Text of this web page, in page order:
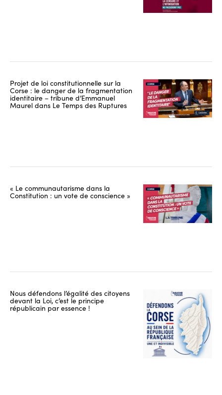
Projet de loi constitutionnelle sur la
Corse : le danger de la fragmentation
identitaire – tribune d’Emmanuel
Maurel dans Le Temps des Ruptures
« Le communautarisme dans la
Constitution : un vote de conscience »
Nous défendons l’égalité des citoyens
devant la Loi, c’est le principe
républicain par essence !